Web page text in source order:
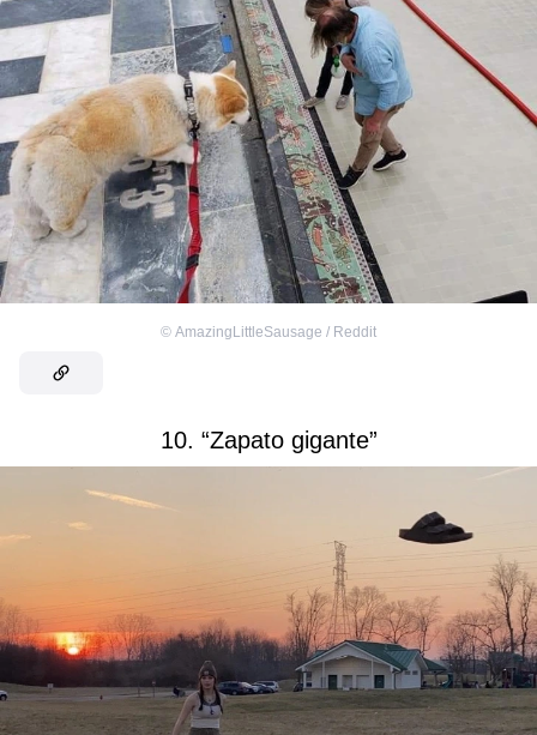
© AmazingLittleSausage / Reddit
10. “Zapato gigante”